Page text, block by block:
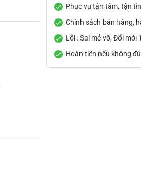
Phục vụ tận tâm, tận
Chính sách bán hàng,
Lỗi : Sai mẻ vỡ, Đổi mới
Hoàn tiền nếu không